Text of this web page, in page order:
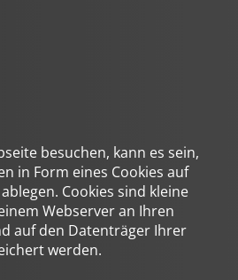
besuchen, kann es sein,
in Form eines Cookies auf
Cookies sind kleine
Webserver an Ihren
auf den Datenträger Ihrer
werden.